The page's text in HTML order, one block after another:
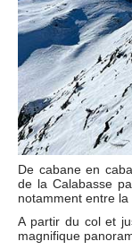
De cabane en
de la Calabasse
notamment entre la
A partir du col et
magnifique